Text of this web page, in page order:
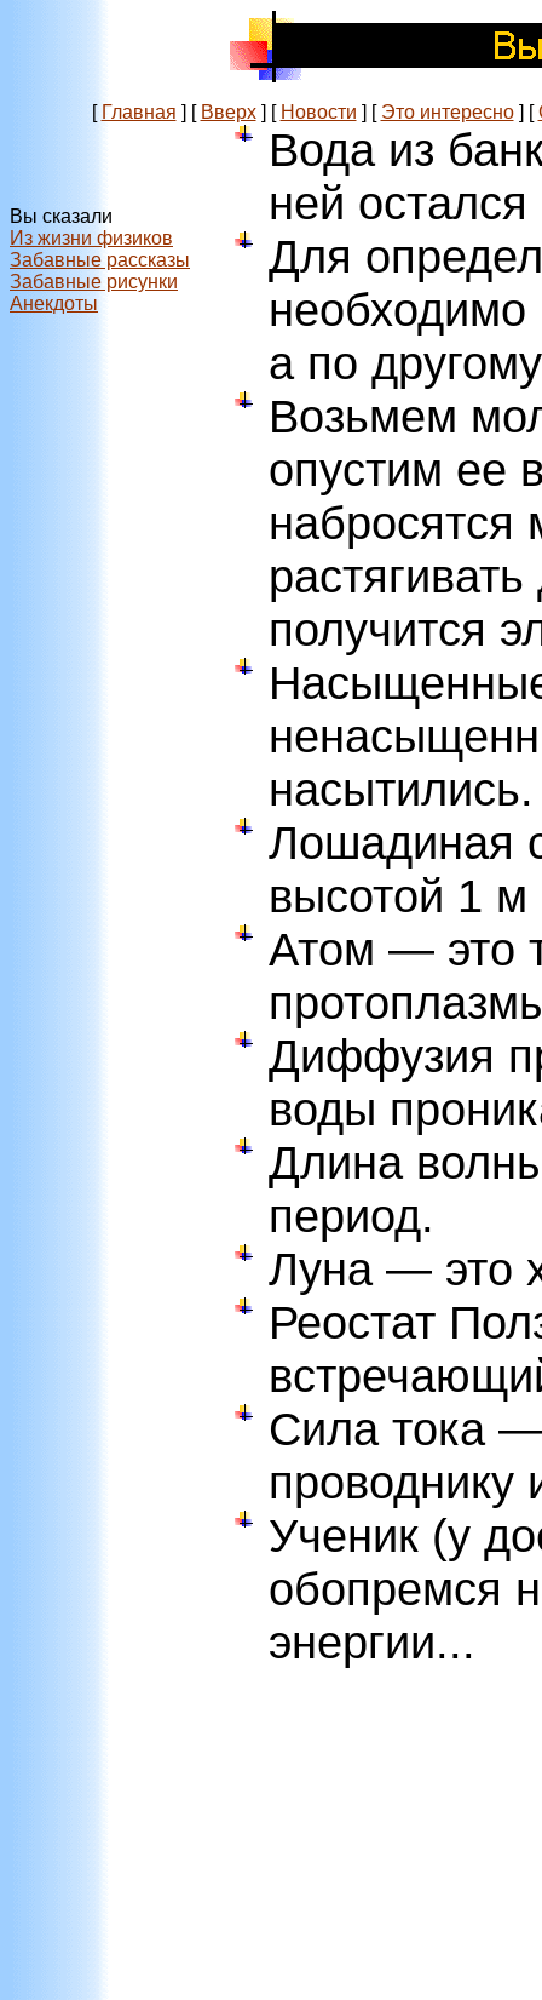
[ Главная ] [ Вверх] [ Новости ] [ Это интересно] [
Вы сказали
Из жизни физиков
Забавные рассказы
Забавные рисунки
Анекдоты
Вода из
ней
Для
необходимо
а по
Возьмем
опустим ее
набросятся
получится
насытились.
Лошадиная
высотой 1 м
Атом — это
Диффузия
воды
Длина
период.
Луна — это
Реостат
Сила тока
проводнику
Ученик (у
обопремся
энергии...